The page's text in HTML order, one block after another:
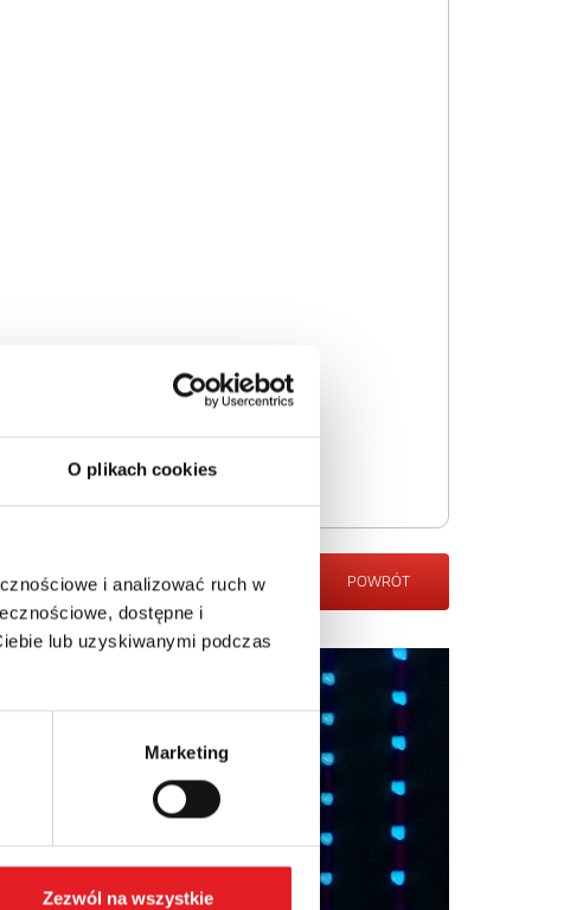
O plikach cookies
i analizować ruch w
dostępne i
lub uzyskiwanymi podczas
Marketing
Zezwól na wszystkie
POWRÓT